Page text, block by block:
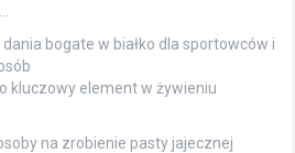
dania bogate w białko dla sportowców i
kluczowy element w żywieniu
na zrobienie pasty jajecznej